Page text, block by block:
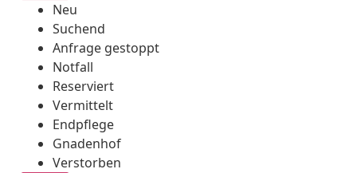
Neu
Suchend
Anfrage gestoppt
Notfall
Reserviert
Vermittelt
Endpflege
Gnadenhof
Verstorben